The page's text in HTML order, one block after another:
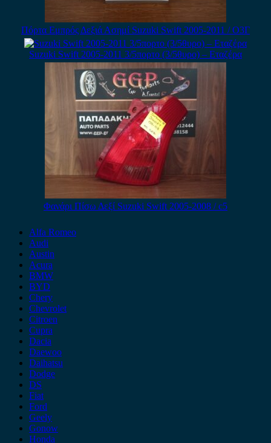
Πόρτα Εμπρός Δεξιά Ασημί Suzuki Swift 2005-2011 / Ο3Γ
Suzuki Swift 2005-2011 3/5πορτο (3/5θυρο) – Εταζέρα
Φανάρι Πίσω Δεξί Suzuki Swift 2005-2008 / c5
Alfa Romeo
Audi
Austin
Acura
BMW
BYD
Chery
Chevrolet
Citroen
Cupra
Dacia
Daewoo
Daihatsu
Dodge
DS
Fiat
Ford
Geely
Gonow
Honda